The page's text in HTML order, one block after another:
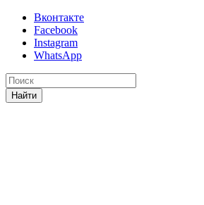
Вконтакте
Facebook
Instagram
WhatsApp
Найти